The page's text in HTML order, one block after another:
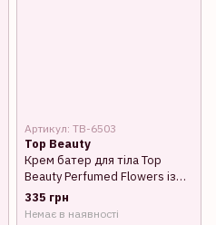
Артикул: TB-6503
Top Beauty
Крем батер для тіла Top
Beauty Perfumed Flowers із
квітковим ароматом 250 мл
335 грн
Немає в наявності